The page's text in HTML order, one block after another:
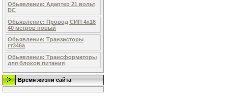
Обьявление: Адаптер 21 вольт
DC
Обьявление: Провод СИП 4х16
40 метров новый
Обьявление: Транзисторы
гт346а
Обьявление: Трансформаторы
для блоков питания
Время жизни сайта